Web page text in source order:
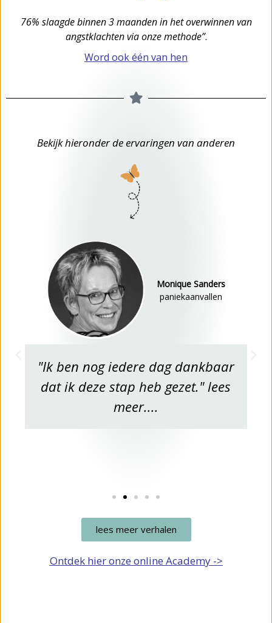
76% slaagde binnen 3 maanden in het overwinnen van
angstklachten via onze methode”.
Word ook één van hen
Bekijk hieronder de ervaringen van anderen
"Ik ben nog iedere dag dankbaar
dat ik deze stap heb gezet." lees
meer....
Monique Sanders
paniekaanvallen
lees meer verhalen
Ontdek hier onze online Academy ->